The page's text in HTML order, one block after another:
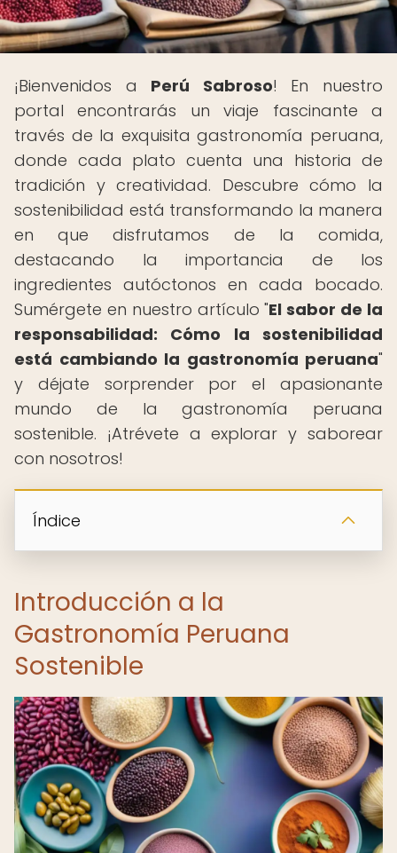
¡Bienvenidos a Perú Sabroso! En nuestro
portal encontrarás un viaje fascinante a
través de la exquisita gastronomía peruana,
donde cada plato cuenta una historia de
tradición y creatividad. Descubre cómo la
sostenibilidad está transformando la manera
en que disfrutamos de la comida,
destacando la importancia de los
ingredientes autóctonos en cada bocado.
Sumérgete en nuestro artículo "El sabor de la
responsabilidad: Cómo la sostenibilidad
está cambiando la gastronomía peruana"
y déjate sorprender por el apasionante
mundo de la gastronomía peruana
sostenible. ¡Atrévete a explorar y saborear
con nosotros!
Índice
Introducción a la
Gastronomía Peruana
Sostenible